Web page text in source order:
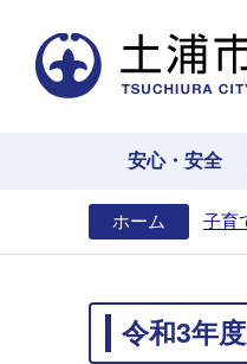
安心・安全
ホーム 子育
令和3年